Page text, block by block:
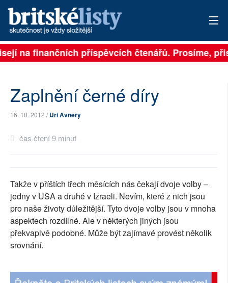
PŘIHLÁSIT
ARCHIV
AUTOŘI
PŘÍSPĚVKY NA PROVOZ
SOCIÁLNÍ SÍTĚ
na finančních příspěvcích čtenářů. Prosíme,
Zaplnění černé díry
16. 10. 2012 /Uri Avnery
čas čtení 9 minut
Takže v příštích třech měsících nás čekají dvoje volby –
jedny v USA a druhé v Izraeli. Nevím, které z nich jsou
pro naše životy důležitější. Tyto dvoje volby jsou v mnoha
aspektech rozdílné. Ale v některých jiných jsou
překvapivě podobné. Může být zajímavé provést několik
srovnání.